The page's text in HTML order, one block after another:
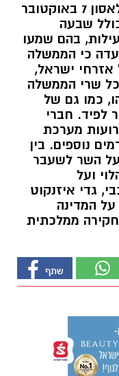
חברי ועדת החקירה האזרחית לאסון 7 באוקטובר
שבעה
בהם שמעו
כי הממשלה
ישראל,
כל שרי הממשלה
כמו גם של
לפיד. חברי
מערכת
נוספים. בין
על השר לשעבר
ועל
גדי איזנקוט
על המדינה
ממלכתית